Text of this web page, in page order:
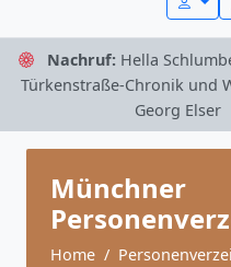
Nachruf: Hella
Türkenstraße-Chronik und
Georg Elser
Münchner
Home